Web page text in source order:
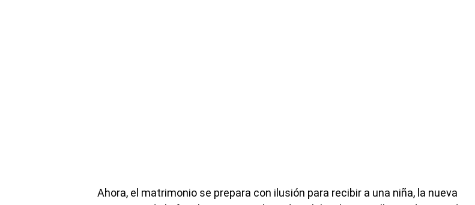
Ahora, el matrimonio se prepara con ilusión para recibir a una niña, la nueva